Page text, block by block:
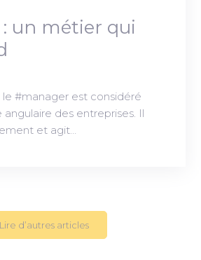
un métier qui
le #manager est considéré
des entreprises. Il
et agit…
Lire d’autres articles